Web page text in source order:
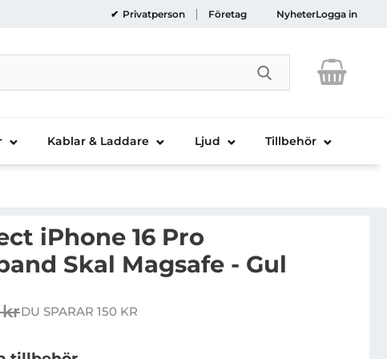
Privatperson Företag NyheterLogga in
Genomför
Kablar & Laddare Ljud Tillbehör
iPhone 16 Pro
Skal Magsafe - Gul
pris
krDU SPARAR 150 KR